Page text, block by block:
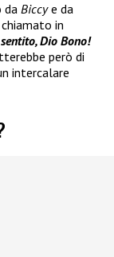
da Biccye da
in
Dio Bono!
però di
intercalare